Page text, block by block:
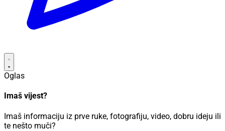
Oglas
Imaš vijest?
Imaš informaciju iz prve ruke, fotografiju, video, dobru ideju ili
te nešto muči?